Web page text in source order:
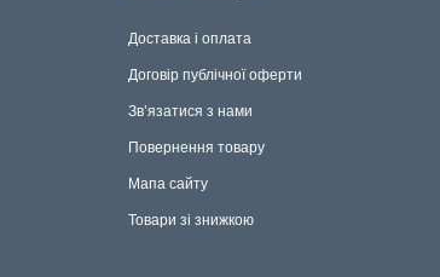
Доставка і оплата
Договір публічної оферти
Зв’язатися з нами
Повернення товару
Мапа сайту
Товари зі знижкою